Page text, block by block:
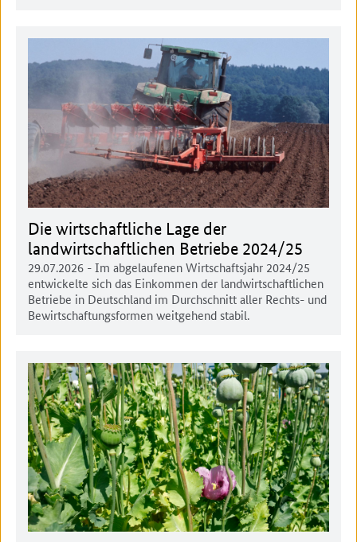
Die wirtschaftliche Lage der
landwirtschaftlichen Betriebe 2024/25
29.07.2026 - Im abgelaufenen Wirtschaftsjahr 2024/25
entwickelte sich das Einkommen der landwirtschaftlichen
Betriebe in Deutschland im Durchschnitt aller Rechts- und
Bewirtschaftungsformen weitgehend stabil.